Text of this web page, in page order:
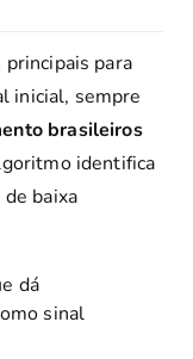
para
inicial, sempre
brasileiros
identifica
baixa
dá
sinal